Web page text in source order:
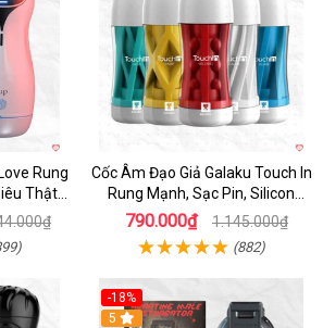
Rung
Thật,
Cốc Âm Đạo Giả Galaku Touch In
Rung Mạnh, Sạc Pin, Silicon
Mềm
790.000₫ 1.145.000₫
(882)
-18%
5